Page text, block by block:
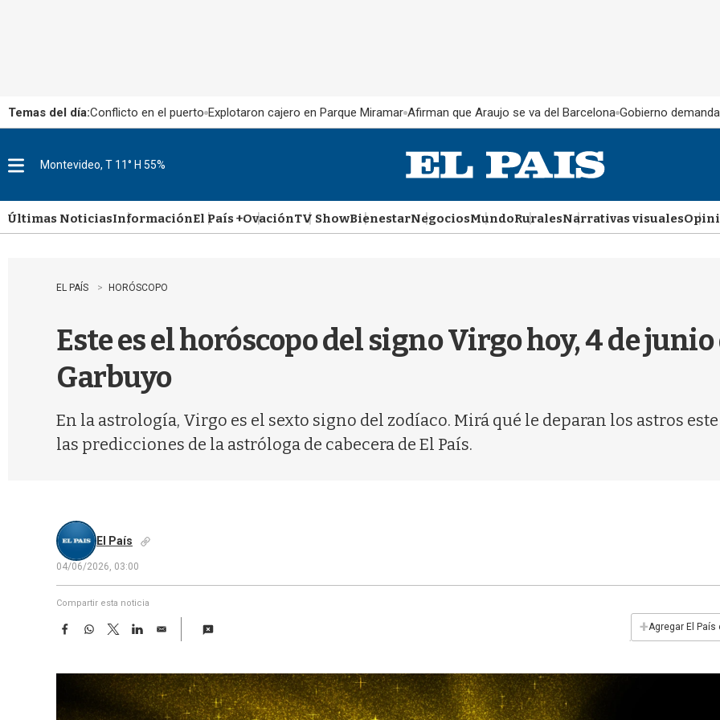
Temas del día:Conflicto en el puerto Explotaron cajero en Parque Miramar Afirman que Araujo se va del Barcelona Gobierno
u
Montevideo, T 11° H 55%
Últimas NoticiasInformaciónEl País +OvaciónTV ShowBienestarNegociosMundoRuralesNarrativas visuales
EL PAÍS HORÓSCOPO
Este es el horóscopo del signo Virgo hoy, 4 de
Garbuyo
En la astrología, Virgo es el sexto signo del zodíaco. Mirá qué le deparan los astros
las predicciones de la astróloga de cabecera de El País.
El País
04/06/2026, 03:00
Compartir esta noticia
F
e
W
t
T
w
t
e
L
k
e
d
E
i
l
+Agregar El País